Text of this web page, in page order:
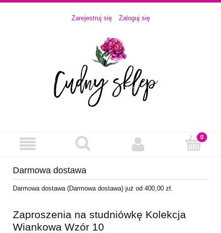
Zarejestruj się Zaloguj się
Darmowa dostawa
Darmowa dostawa (Darmowa dostawa) już od 400,00 zł.
Zaproszenia na studniówkę Kolekcja
Wiankowa Wzór 10